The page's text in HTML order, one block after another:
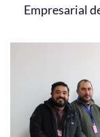
Empresarial